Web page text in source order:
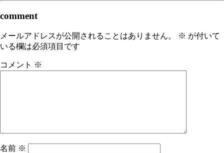
comment
メールアドレスが公開されることはありません。 ※ が付いて
いる欄は必須項目です
コメント ※
名前 ※